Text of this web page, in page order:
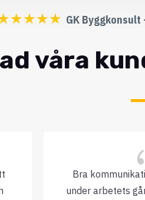
☆☆☆☆ GK
våra
Bra
under arbetets